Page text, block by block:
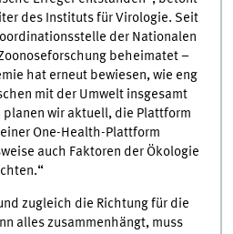
des Instituts für Virologie. Seit
der Nationalen
beheimatet –
hat erneut bewiesen, wie eng
mit der Umwelt insgesamt
planen wir aktuell, die Plattform
One-Health-Plattform
auch Faktoren der Ökologie
zugleich die Richtung für die
alles zusammenhängt, muss